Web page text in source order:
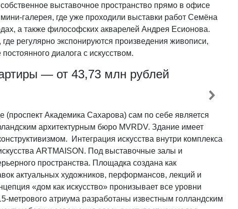
выставочное пространство прямо в офисе
галерея, где уже проходили выставки работ Семёна
а также философских акварелей Андрея Есионова.
регулярно экспонируются произведения живописи,
диалога с искусством.
— от 43,73 млн рублей
Академика Сахарова) сам по себе является
архитектурным бюро MVRDV. Здание имеет
Интеграция искусства внутри комплекса
ARTMAISON. Под выставочные залы и
пространства. Площадка создана как
актуальных художников, перформансов, лекций и
«дом как искусство» пронизывает все уровни
метрового атриума разработаны известным голландским